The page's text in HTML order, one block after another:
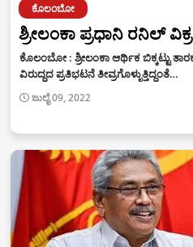
ಕೊಲಂಬೋ
ಶ್ರೀಲಂಕಾ ಪ್ರಧಾನಿ ರನಿಲ್
ಕೊಲಂಬೋ : ಶ್ರೀಲಂಕಾ ಆರ್ಥಿಕ ಬಿಕ್ಕಟ್ಟು
ವಿರುದ್ಧದ ಪ್ರತಿಭಟನೆ ತೀವ್ರಗೊಳ್ಳುತ್ತಿದ್ದಂತೆ…
ಜುಲೈ 09, 2022